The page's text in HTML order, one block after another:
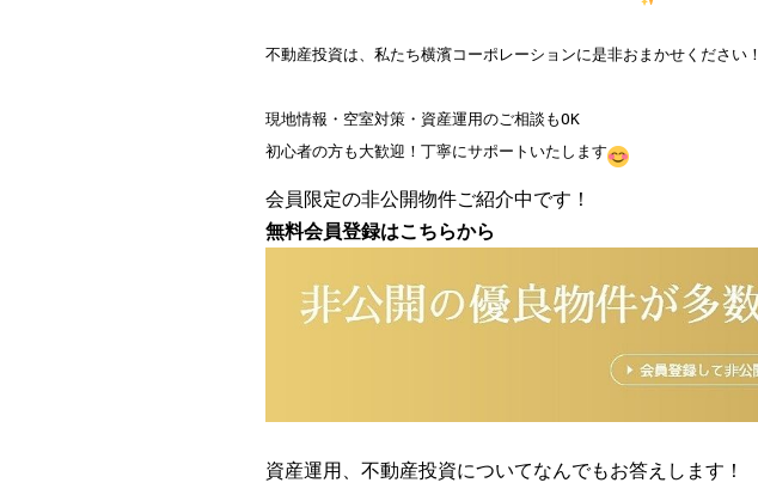
不動産投資は、私たち横濱コーポレーションに是非おまかせください！
現地情報・空室対策・資産運用のご相談もOK
初心者の方も大歓迎！丁寧にサポートいたします
会員限定の非公開物件ご紹介中です！
無料会員登録はこちらから
資産運用、不動産投資についてなんでもお答えします！